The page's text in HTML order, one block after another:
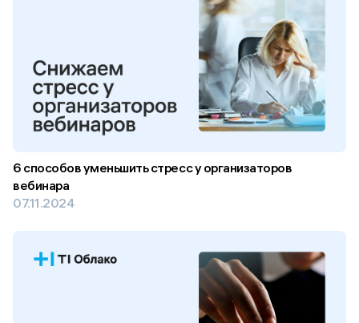
6 способов уменьшить стресс у организаторов
вебинара
07.11.2024